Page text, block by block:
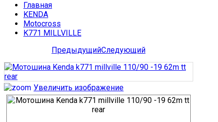
Главная
KENDA
Motocross
K771 MILLVILLE
ПредыдущийСледующий
Увеличить изображение